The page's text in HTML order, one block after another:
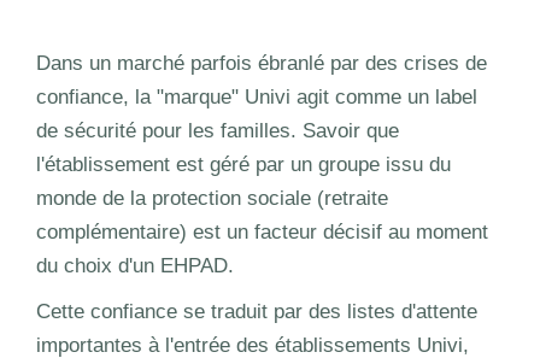
Dans un marché parfois ébranlé par des crises de
confiance, la "marque" Univi agit comme un label
de sécurité pour les familles. Savoir que
l'établissement est géré par un groupe issu du
monde de la protection sociale (retraite
complémentaire) est un facteur décisif au moment
du choix d'un EHPAD.
Cette confiance se traduit par des listes d'attente
importantes à l'entrée des établissements Univi,